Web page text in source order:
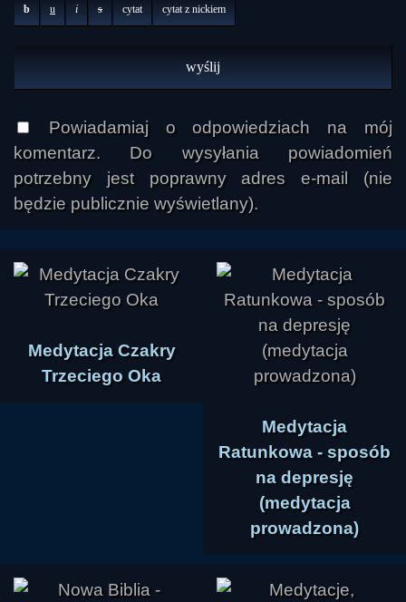
b u i s cytat cytat z nickiem
Powiadamiaj o odpowiedziach na mój
komentarz. Do wysyłania powiadomień
potrzebny jest poprawny adres e-mail (nie
będzie publicznie wyświetlany).
Medytacja Czakry
Trzeciego Oka
Medytacja
Ratunkowa - sposób
na depresję
(medytacja
prowadzona)